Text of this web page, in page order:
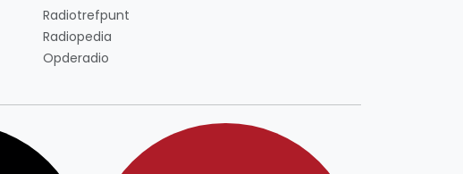
Radiotrefpunt
Radiopedia
Opderadio